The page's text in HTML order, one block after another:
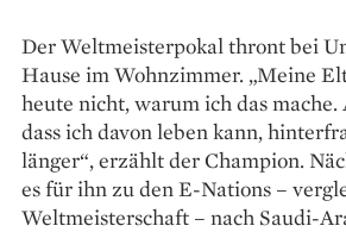
Der Weltmeisterpokal thront bei
Hause im Wohnzimmer. „Meine
heute nicht, warum ich das
dass ich davon leben kann,
länger“, erzählt der Champion.
es für ihn zu den E-Nations –
Weltmeisterschaft – nach Saudi-